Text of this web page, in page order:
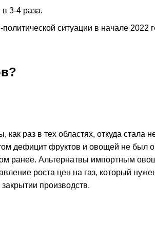
3-4 раза.
ситуации в начале 2022
раз в тех областях, откуда стала
дефицит фруктов и овощей не был
ранее. Альтернатвы импортным
роста цен на газ, который
производств.